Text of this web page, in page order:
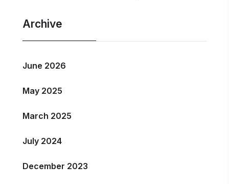
Archive
June 2026
May 2025
March 2025
July 2024
December 2023